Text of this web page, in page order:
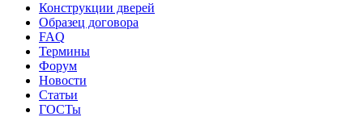
Конструкции дверей
Образец договора
FAQ
Термины
Форум
Новости
Статьи
ГОСТы